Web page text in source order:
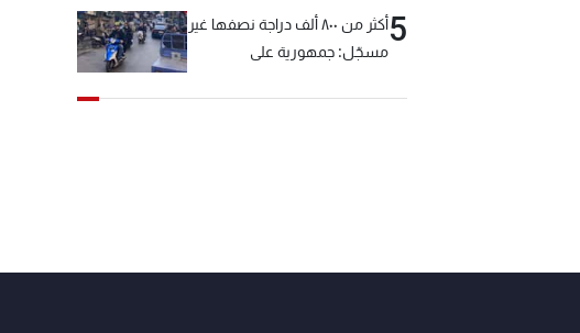
5
أكثر من ٨٠٠ ألف دراجة نصفها غير
مسجّل: جمهورية على